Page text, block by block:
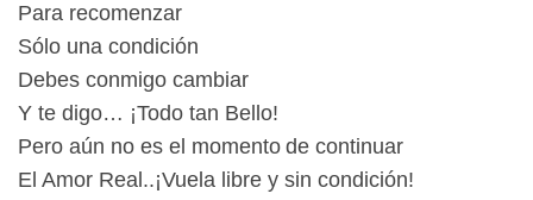
Para recomenzar
Sólo una condición
Debes conmigo cambiar
Y te digo… ¡Todo tan Bello!
Pero aún no es el momento de continuar
El Amor Real..¡Vuela libre y sin condición!